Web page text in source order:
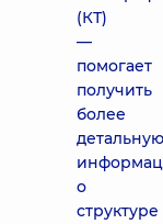
(КТ)
—
помогает
получить
более
детальную
о
структуре